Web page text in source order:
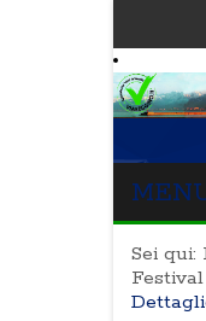
Sei qui: